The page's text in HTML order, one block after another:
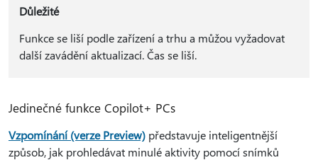
Důležité
Funkce se liší podle zařízení a trhu a můžou vyžadovat
další zavádění aktualizací. Čas se liší.
Jedinečné funkce Copilot+ PCs
Vzpomínání (verze Preview) představuje inteligentnější
způsob, jak prohledávat minulé aktivity pomocí snímků